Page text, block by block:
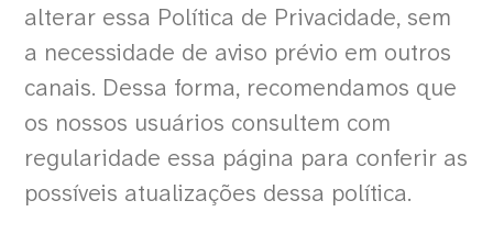
alterar essa Política de Privacidade, sem
a necessidade de aviso prévio em outros
canais. Dessa forma, recomendamos que
os nossos usuários consultem com
regularidade essa página para conferir as
possíveis atualizações dessa política.